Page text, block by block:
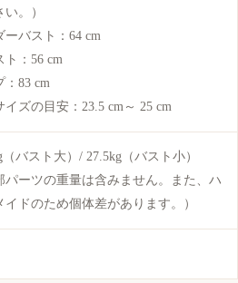
い。）
ーバスト：64 cm
ト：56 cm
：83 cm
イズの目安：23.5 cm～ 25 cm
（バスト大）/ 27.5kg（バスト小）
パーツの重量は含みません。また、ハ
イドのため個体差があります。）